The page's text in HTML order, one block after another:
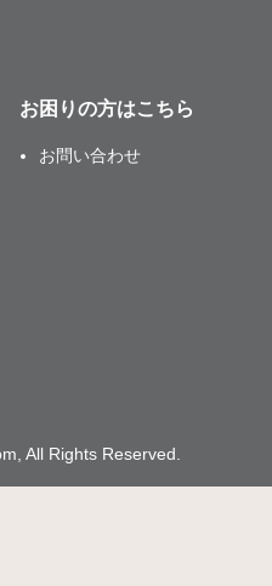
お困りの方はこちら
お問い合わせ
All Rights Reserved.